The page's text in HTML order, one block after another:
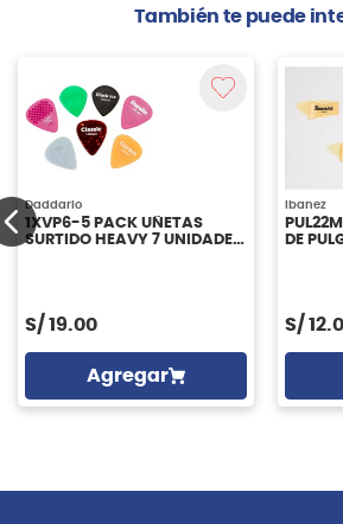
También te puede
Daddario
1XVP6-5 PACK UÑETAS
SURTIDO HEAVY 7 UNIDADES
S/ 19.00
Agregar
Ibanez
DE
S/